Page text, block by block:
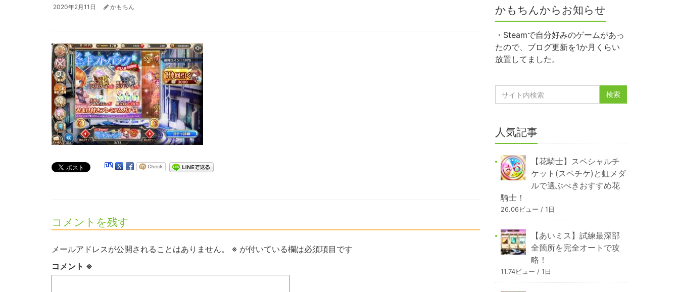
2020年2月11日 かもちん
コメントを残す
メールアドレスが公開されることはありません。 ※ が付いている欄は必須項目です
コメント ※
かもちんからお知らせ
・Steamで自分好みのゲームがあっ
たので、ブログ更新を1か月くらい
放置してました。
人気記事
【花騎士】スペシャルチ
ケット(スペチケ)と虹メダ
ルで選ぶべきおすすめ花
騎士！
26.06ビュー / 1日
【あいミス】試練最深部
全箇所を完全オートで攻
略！
11.74ビュー / 1日